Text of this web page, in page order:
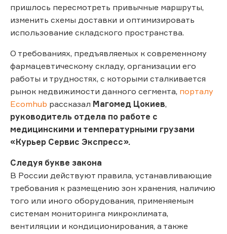
пришлось пересмотреть привычные маршруты,
изменить схемы доставки и оптимизировать
использование складского пространства.
О требованиях, предъявляемых к современному
фармацевтическому складу, организации его
работы и трудностях, с которыми сталкивается
рынок недвижимости данного сегмента, порталу
Ecomhub рассказал Магомед Цокиев,
руководитель отдела по работе с
медицинскими и температурными грузами
«Курьер Сервис Экспресс».
Следуя букве закона
В России действуют правила, устанавливающие
требования к размещению зон хранения, наличию
того или иного оборудования, применяемым
системам мониторинга микроклимата,
вентиляции и кондиционирования, а также